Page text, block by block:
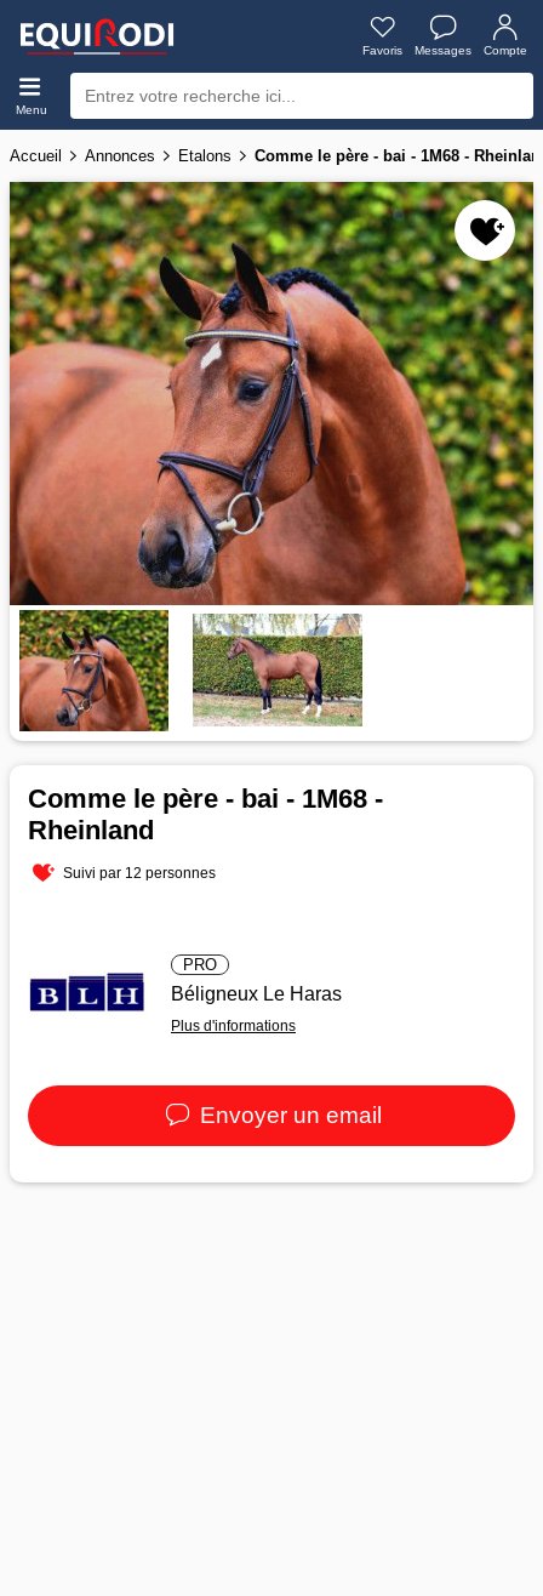
Favoris Messages Compte
Menu
Accueil Annonces Etalons Comme le père - bai - 1M68 -
Comme le père - bai - 1M68 -
Rheinland
Suivi par 12 personnes
PRO
Béligneux Le Haras
Plus d'informations
Envoyer un email